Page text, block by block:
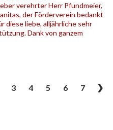
verehrter Herr Pfundmeier,
der Förderverein bedankt
diese liebe, alljährliche sehr
Dank von ganzem
3 4 5 6 7 ❯